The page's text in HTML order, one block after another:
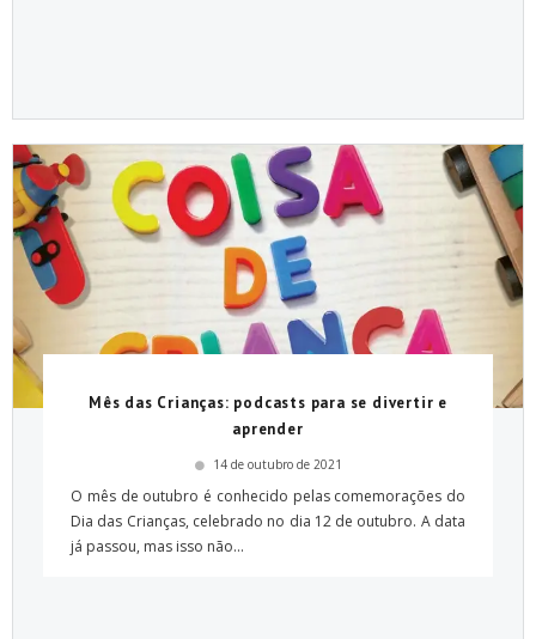
Mês das Crianças: podcasts para se divertir e
aprender
14 de outubro de 2021
O mês de outubro é conhecido pelas comemorações do
Dia das Crianças, celebrado no dia 12 de outubro. A data
já passou, mas isso não...